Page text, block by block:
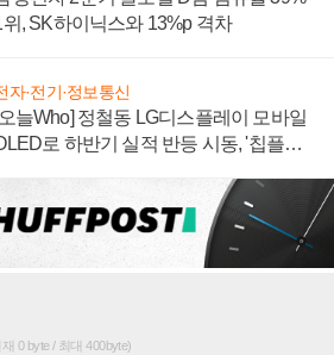
위, SK하이닉스와 13%p 격차
자·전기·정보통신
늘Who] 정철동 LG디스플레이 모바일
로 하반기 실적 반등 시동, '칩플레
0 byte / 최대 400byte)